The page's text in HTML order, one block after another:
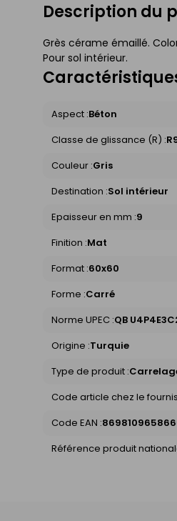
Description du
Grès cérame émaillé.
Pour sol intérieur.
Aspect :Béton
Classe de glissance (R) :
Couleur :Gris
Destination :Sol intérieur
Epaisseur en mm :9
Finition :Mat
Format :60x60
Forme :Carré
Norme UPEC :QB
Origine :Turquie
Type de produit :
Code article chez le
Code EAN :
Référence produit